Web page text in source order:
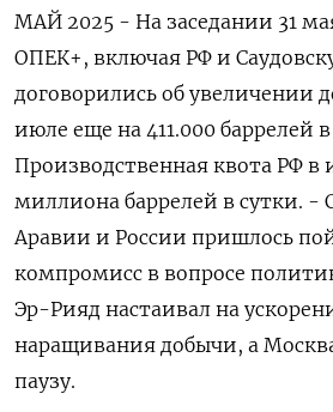
МАЙ 2025 - На заседании 31
ОПЕК+, включая РФ и
договорились об увеличении
июле еще на 411.000 баррелей
Производственная квота РФ в
миллиона баррелей в сутки. -
Аравии и России пришлось
компромисс в вопросе
Эр-Рияд настаивал на
наращивания добычи, а
паузу.